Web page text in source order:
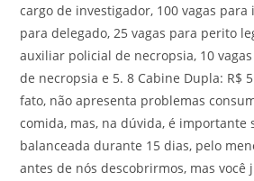
cargo de investigador, 100 vagas para
para delegado, 25 vagas para perito
auxiliar policial de necropsia, 10
de necropsia e 5. 8 Cabine Dupla: R$
fato, não apresenta problemas
comida, mas, na dúvida, é importante
balanceada durante 15 dias, pelo
antes de nós descobrirmos, mas você